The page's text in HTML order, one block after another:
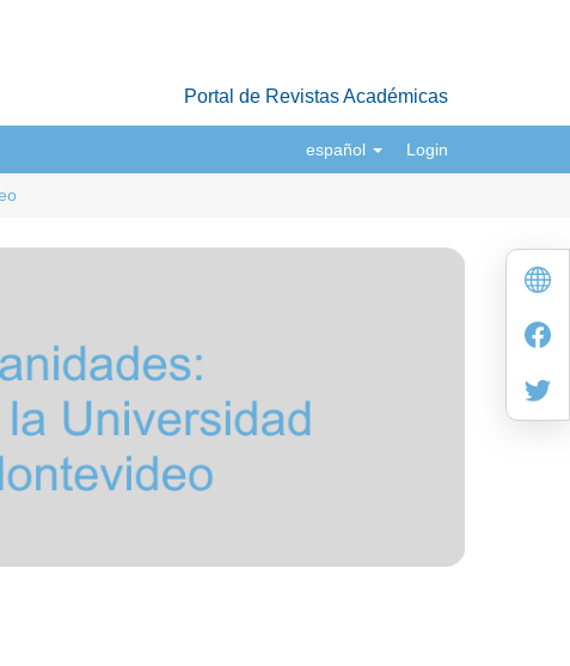
Portal de Revistas Académicas
español Login